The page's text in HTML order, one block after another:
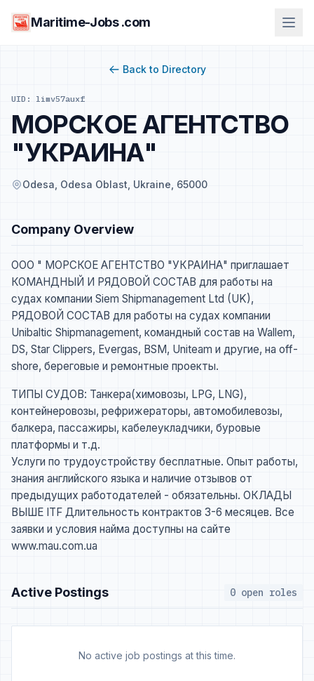
Maritime-Jobs .com
Back to Directory
UID: limv57auxf
МОРСКОЕ АГЕНТСТВО
"УКРАИНА"
Odesa, Odesa Oblast, Ukraine, 65000
Company Overview
ООО " МОРСКОЕ АГЕНТСТВО "УКРАИНА" приглашает
КОМАНДНЫЙ И РЯДОВОЙ СОСТАВ для работы на
судах компании Siem Shipmanagement Ltd (UK),
РЯДОВОЙ СОСТАВ для работы на судах компании
Unibaltic Shipmanagement, командный состав на Wallem,
DS, Star Clippers, Evergas, BSM, Uniteam и другие, на off-
shore, береговые и ремонтные проекты.
ТИПЫ СУДОВ: Танкера(химовозы, LPG, LNG),
контейнеровозы, рефрижераторы, автомобилевозы,
балкера, пассажиры, кабелеукладчики, буровые
платформы и т.д.
Услуги по трудоустройству бесплатные. Опыт работы,
знания английского языка и наличие отзывов от
предыдущих работодателей - обязательны. ОКЛАДЫ
ВЫШЕ ITF Длительность контрактов 3-6 месяцев. Все
заявки и условия найма доступны на сайте
www.mau.com.ua
Active Postings 0 open roles
No active job postings at this time.